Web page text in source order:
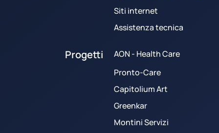
Siti internet
Assistenza tecnica
Progetti
AON - Health Care
Pronto-Care
Capitolium Art
Greenkar
Montini Servizi